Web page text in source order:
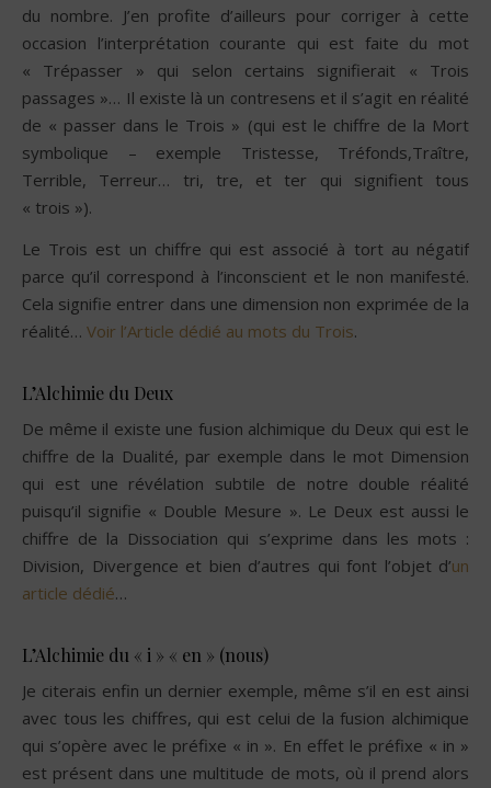
du nombre. J’en profite d’ailleurs pour corriger à cette
occasion l’interprétation courante qui est faite du mot
« Trépasser » qui selon certains signifierait « Trois
passages »… Il existe là un contresens et il s’agit en réalité
de « passer dans le Trois » (qui est le chiffre de la Mort
symbolique – exemple Tristesse, Tréfonds,Traître,
Terrible, Terreur… tri, tre, et ter qui signifient tous
« trois »).
Le Trois est un chiffre qui est associé à tort au négatif
parce qu’il correspond à l’inconscient et le non manifesté.
Cela signifie entrer dans une dimension non exprimée de la
réalité… Voir l’Article dédié au mots du Trois.
L’Alchimie du Deux
De même il existe une fusion alchimique du Deux qui est le
chiffre de la Dualité, par exemple dans le mot Dimension
qui est une révélation subtile de notre double réalité
puisqu’il signifie « Double Mesure ». Le Deux est aussi le
chiffre de la Dissociation qui s’exprime dans les mots :
Division, Divergence et bien d’autres qui font l’objet d’un
article dédié…
L’Alchimie du « i » « en » (nous)
Je citerais enfin un dernier exemple, même s’il en est ainsi
avec tous les chiffres, qui est celui de la fusion alchimique
qui s’opère avec le préfixe « in ». En effet le préfixe « in »
est présent dans une multitude de mots, où il prend alors